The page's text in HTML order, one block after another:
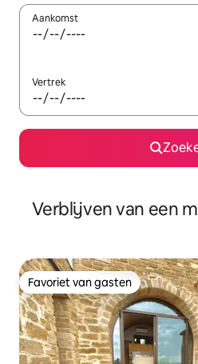
Aankomst
Vertrek
Verblijven van een
Favoriet van gasten
Favoriet van gasten